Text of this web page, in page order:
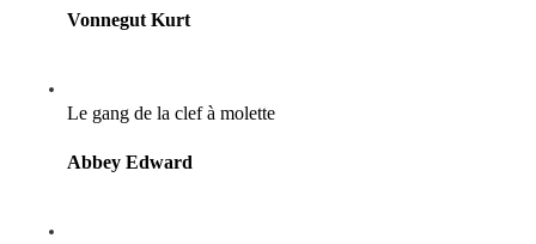
Vonnegut Kurt
Le gang de la clef à molette
Abbey Edward